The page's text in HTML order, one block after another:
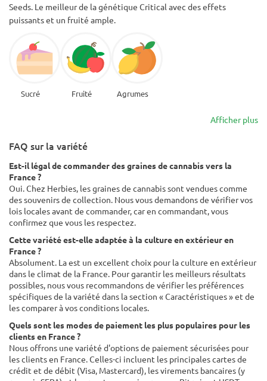
Seeds. Le meilleur de la génétique Critical avec des effets
puissants et un fruité ample.
Sucré Fruité Agrumes
Afficher plus
FAQ sur la variété
Est-il légal de commander des graines de cannabis vers la
France ?
Oui. Chez Herbies, les graines de cannabis sont vendues comme
des souvenirs de collection. Nous vous demandons de vérifier vos
lois locales avant de commander, car en commandant, vous
confirmez que vous les respectez.
Cette variété est-elle adaptée à la culture en extérieur en
France ?
Absolument. La est un excellent choix pour la culture en extérieur
dans le climat de la France. Pour garantir les meilleurs résultats
possibles, nous vous recommandons de vérifier les préférences
spécifiques de la variété dans la section « Caractéristiques » et de
les comparer à vos conditions locales.
Quels sont les modes de paiement les plus populaires pour les
clients en France ?
Nous offrons une variété d'options de paiement sécurisées pour
les clients en France. Celles-ci incluent les principales cartes de
crédit et de débit (Visa, Mastercard), les virements bancaires (y